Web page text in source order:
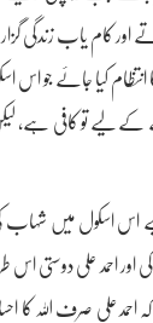
اور کام یاب زندگی
انتظام کیا جائے جو
کے لیے تو کافی
اس اسکول میں شہاب
احمد علی دوستی اس
احمد علی صرف اللہ